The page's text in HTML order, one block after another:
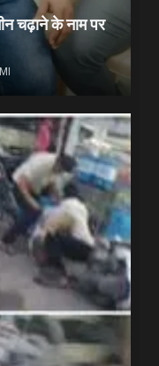
चढ़ाने के नाम पर